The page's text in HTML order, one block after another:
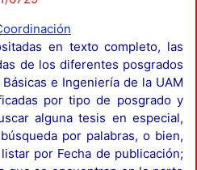
en texto completo, las
de los diferentes posgrados
e Ingeniería de la UAM
por tipo de posgrado y
alguna tesis en especial,
por palabras, o bien,
por Fecha de publicación;